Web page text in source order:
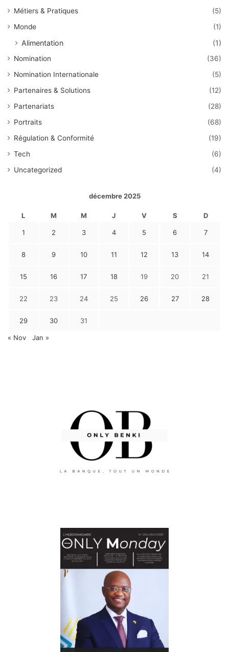
Métiers & Pratiques
(5)
Monde
(1)
Alimentation (1)
Nomination
(36)
Nomination Internationale
(5)
Partenaires & Solutions
(12)
Partenariats
(28)
Portraits
(68)
Régulation & Conformité
(19)
Tech
(6)
Uncategorized
(4)
décembre 2025
L M M J V S D
1 2 3 4 5 6 7
8 9 10 11 12 13 14
15 16 17 18 19 20 21
22 23 24 25 26 27 28
29 30 31
« Nov Jan »